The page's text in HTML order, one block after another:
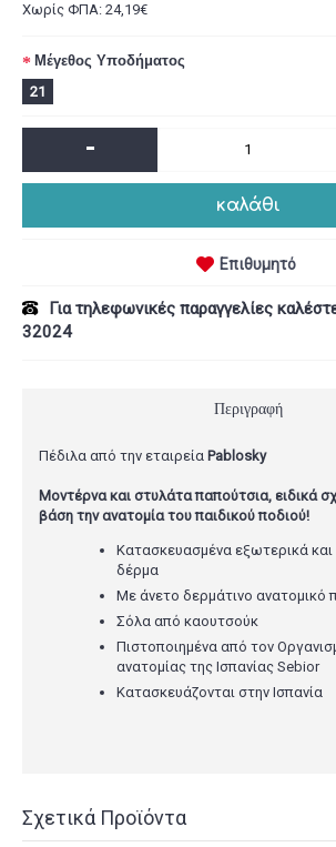
Χωρίς ΦΠΑ: 24,19€
Μέγεθος Υποδήματος
21
-
καλάθι
Επιθυμητό
Για τηλεφωνικές παραγγελίες
32024
Περιγραφή
Πέδιλα από την εταιρεία Pablosky
Μοντέρνα και στυλάτα παπούτσια, ειδικά
βάση την ανατομία του παιδικού ποδιού!
Κατασκευασμένα εξωτερικά
δέρμα
Με άνετο δερμάτινο ανατομικό
Σόλα από καουτσούκ
Πιστοποιημένα από τον
ανατομίας της Ισπανίας Sebior
Κατασκευάζονται στην Ισπανία
Σχετικά Προϊόντα